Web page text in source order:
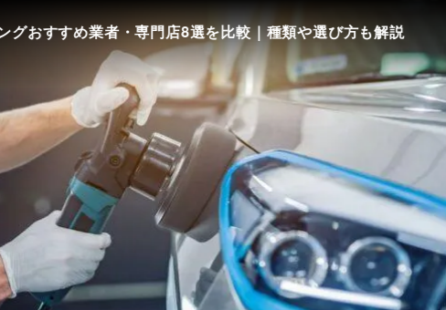
グおすすめ業者・専門店8選を比較｜種類や選び方も解説